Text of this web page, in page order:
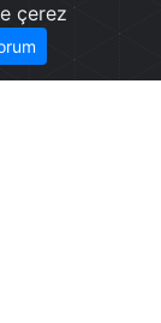
çerez